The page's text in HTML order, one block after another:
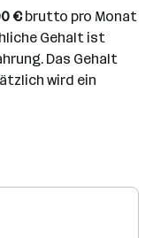
€brutto pro Monat
Gehalt ist
Das Gehalt
wird ein